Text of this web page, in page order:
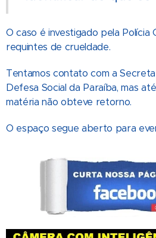
O caso é investigado pela Polícia
requintes de crueldade.
Tentamos contato com a
Defesa Social da Paraíba, mas
matéria não obteve retorno.
O espaço segue aberto para